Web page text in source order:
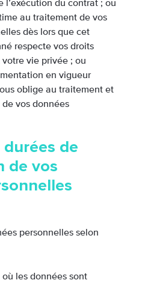
l’exécution du contrat ; ou
au traitement de vos
dès lors que cet
respecte vos droits
vie privée ; ou
en vigueur
oblige au traitement et
vos données
de
de vos
personnelles selon
les données sont